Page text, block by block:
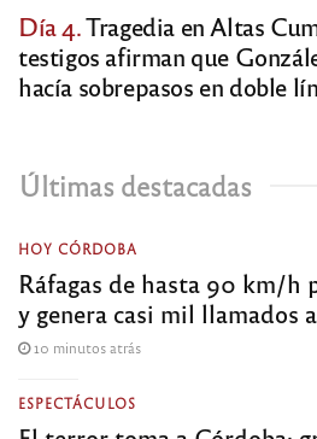
Día 4.Tragedia en Altas
testigos afirman que
hacía sobrepasos en doble
Últimas destacadas
HOY CÓRDOBA
Ráfagas de hasta 90 km/h
y genera casi mil llamados
10 minutos atrás
ESPECTÁCULOS